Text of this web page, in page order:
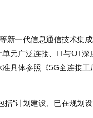
新一代信息通信技术集
元广泛连接、IT与OT深
具体参照《5G全连接
括“计划建设、已在规划